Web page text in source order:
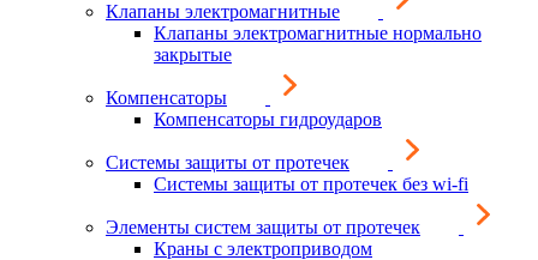
Клапаны электромагнитные
Клапаны электромагнитные нормально
закрытые
Компенсаторы
Компенсаторы гидроударов
Системы защиты от протечек
Системы защиты от протечек без wi-fi
Элементы систем защиты от протечек
Краны с электроприводом